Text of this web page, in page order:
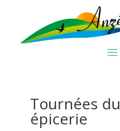
Tournées
épicerie